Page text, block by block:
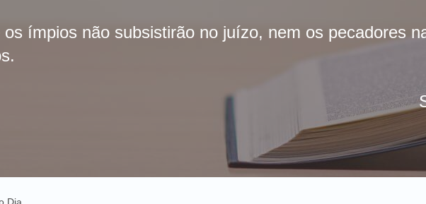
os ímpios não subsistirão no juízo, nem os pecadores